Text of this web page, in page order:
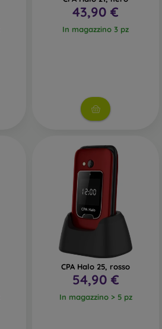
43,90 €
In magazzino 3 pz
CPA Halo 25, rosso
54,90 €
In magazzino > 5 pz